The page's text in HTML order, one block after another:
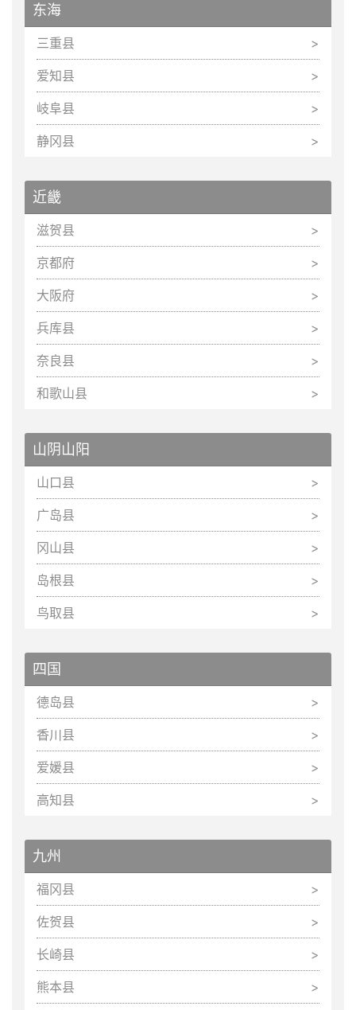
东海
三重县
爱知县
岐阜县
静冈县
近畿
滋贺县
京都府
大阪府
兵库县
奈良县
和歌山县
山阴山阳
山口县
广岛县
冈山县
岛根县
鸟取县
四国
德岛县
香川县
爱媛县
高知县
九州
福冈县
佐贺县
长崎县
熊本县